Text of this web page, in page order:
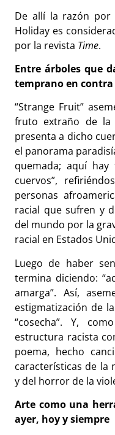
De allí la razón por
Holiday es
por la revista Time.
Entre árboles que
temprano en
“Strange Fruit”
fruto extraño de la
presenta a dicho
el panorama
quemada; aquí
cuervos”,
personas
racial que sufren y
del mundo por la
racial en Estados
Luego de haber
termina diciendo:
amarga”. Así,
estigmatización de
“cosecha”. Y,
estructura racista
poema, hecho
características de la
y del horror de la
Arte como una
ayer, hoy y siempre